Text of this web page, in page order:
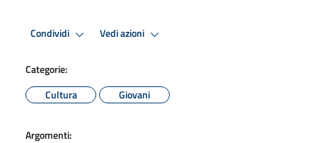
Condividi Vedi azioni
Categorie:
Cultura
Giovani
Argomenti: